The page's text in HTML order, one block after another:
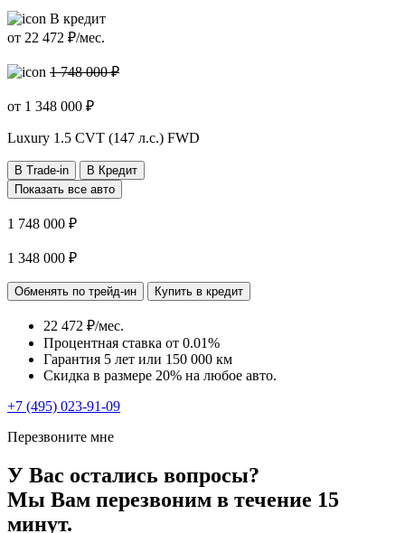
В кредит
от 22 472 ₽/мес.
1 748 000 ₽
от 1 348 000 ₽
Luxury 1.5 CVT (147 л.с.) FWD
В Trade-in
В Кредит
Показать все авто
1 748 000 ₽
1 348 000 ₽
Обменять по трейд-ин Купить в кредит
22 472 ₽/мес.
Процентная ставка от 0.01%
Гарантия 5 лет или 150 000 км
Скидка в размере 20% на любое авто.
+7 (495) 023-91-09
Перезвоните мне
У Вас остались вопросы?
Мы Вам перезвоним в течение 15
минут.